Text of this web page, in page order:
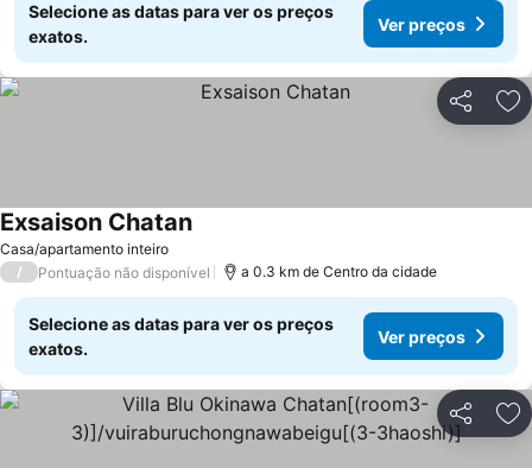
Selecione as datas para ver os preços
exatos.
Ver preços
Partilhar
Casa/apartamento inteiro
Exsaison ChatanVer preços
/ Pontuação não disponível a 0.3 km de Centro da cidade
Selecione as datas para ver os preços
exatos.
Ver preços
Partilhar